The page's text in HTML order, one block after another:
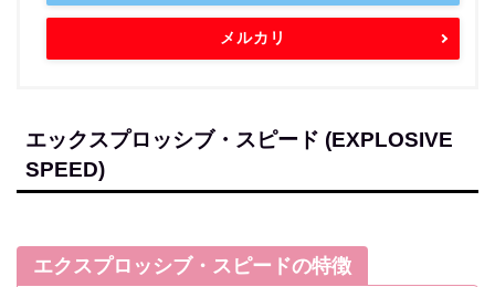
メルカリ
エックスプロッシブ・スピード (EXPLOSIVE
SPEED)
エクスプロッシブ・スピードの特徴